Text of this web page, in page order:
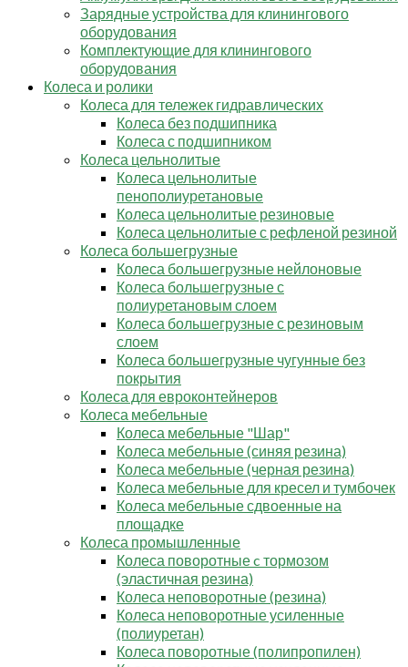
Зарядные устройства для клинингового
оборудования
Комплектующие для клинингового
оборудования
Колеса и ролики
Колеса для тележек гидравлических
Колеса без подшипника
Колеса с подшипником
Колеса цельнолитые
Колеса цельнолитые
пенополиуретановые
Колеса цельнолитые резиновые
Колеса цельнолитые с рефленой резиной
Колеса большегрузные
Колеса большегрузные нейлоновые
Колеса большегрузные с
полиуретановым слоем
Колеса большегрузные с резиновым
слоем
Колеса большегрузные чугунные без
покрытия
Колеса для евроконтейнеров
Колеса мебельные
Колеса мебельные "Шар"
Колеса мебельные (синяя резина)
Колеса мебельные (черная резина)
Колеса мебельные для кресел и тумбочек
Колеса мебельные сдвоенные на
площадке
Колеса промышленные
Колеса поворотные c тормозом
(эластичная резина)
Колеса неповоротные (резина)
Колеса неповоротные усиленные
(полиуретан)
Колеса поворотные (полипропилен)